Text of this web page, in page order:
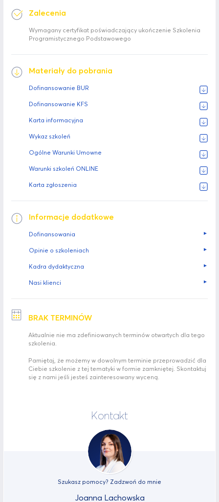
Zalecenia
Wymagany certyfikat poświadczający ukończenie Szkolenia
Programistycznego Podstawowego
Materiały do pobrania
Dofinansowanie BUR
Dofinansowanie KFS
Karta informacyjna
Wykaz szkoleń
Ogólne Warunki Umowne
Warunki szkoleń ONLINE
Karta zgłoszenia
Informacje dodatkowe
Dofinansowania ►
Opinie o szkoleniach ►
Kadra dydaktyczna ►
Nasi klienci ►
BRAK TERMINÓW
Aktualnie nie ma zdefiniowanych terminów otwartych dla tego
szkolenia.
Pamiętaj, że możemy w dowolnym terminie przeprowadzić dla
Ciebie szkolenie z tej tematyki w formie zamkniętej. Skontaktuj
się z nami jeśli jesteś zainteresowany wyceną.
Kontakt
Szukasz pomocy? Zadzwoń do mnie
Joanna Lachowska